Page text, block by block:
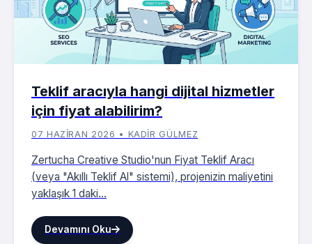
Teklif aracıyla hangi dijital hizmetler
için fiyat alabilirim?
07 HAZIRAN 2026 • KADIR GÜLMEZ
Zertucha Creative Studio'nun Fiyat Teklif Aracı
(veya "Akıllı Teklif Al" sistemi), projenizin maliyetini
yaklaşık 1 daki...
Devamını Oku